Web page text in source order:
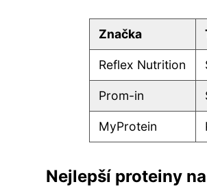
Značka
Reflex Nutrition
Prom-in
MyProtein
Nejlepší proteiny